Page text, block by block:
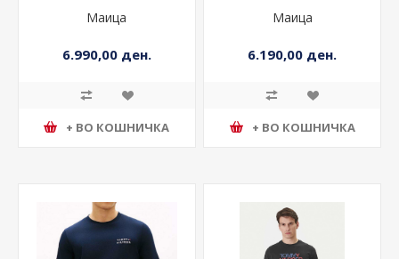
Маица
6.990,00 ден.
+ ВО КОШНИЧКА
Маица
6.190,00 ден.
+ ВО КОШНИЧКА